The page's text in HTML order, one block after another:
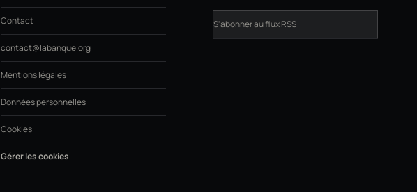
Contact
contact@labanque.org
Mentions légales
Données personnelles
Cookies
Gérer les cookies
S'abonner au flux RSS